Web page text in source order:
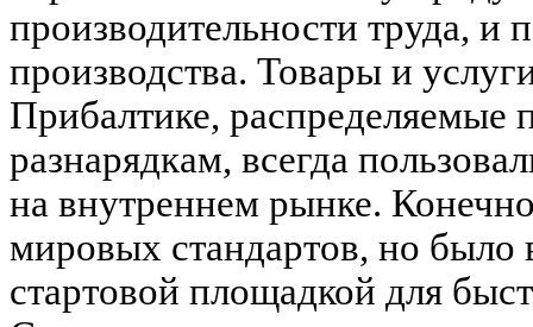
производительности труда, и
производства. Товары и
Прибалтике,
разнарядкам, всегда
на внутреннем рынке.
мировых стандартов, но
стартовой площадкой для